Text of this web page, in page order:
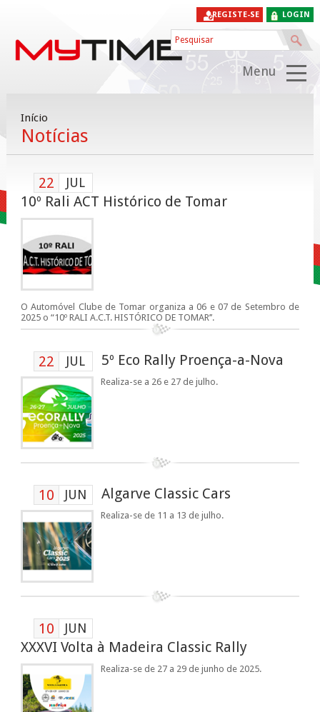
LOGIN
REGISTE-SE
Menu
Início
Notícias
22 JUL
10º Rali ACT Histórico de Tomar
O Automóvel Clube de Tomar organiza a 06 e 07 de Setembro de
2025 o “10º RALI A.C.T. HISTÓRICO DE TOMAR’’.
22 JUL 5º Eco Rally Proença-a-Nova
Realiza-se a 26 e 27 de julho.
10 JUN Algarve Classic Cars
Realiza-se de 11 a 13 de julho.
10 JUN
XXXVI Volta à Madeira Classic Rally
Realiza-se de 27 a 29 de junho de 2025.